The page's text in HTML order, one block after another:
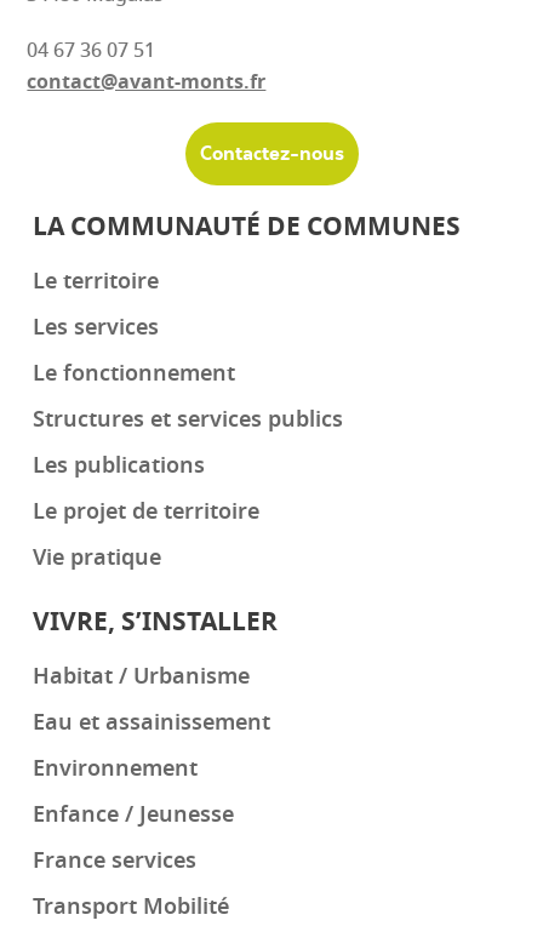
04 67 36 07 51
contact@avant-monts.fr
Contactez-nous
LA COMMUNAUTÉ DE COMMUNES
Le territoire
Les services
Le fonctionnement
Structures et services publics
Les publications
Le projet de territoire
Vie pratique
VIVRE, S’INSTALLER
Habitat / Urbanisme
Eau et assainissement
Environnement
Enfance / Jeunesse
France services
Transport Mobilité